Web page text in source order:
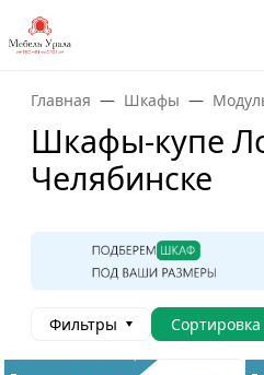
Главная Шкафы
Шкафы-купе
Челябинске
Фильтры Сортировка